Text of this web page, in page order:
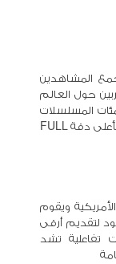
المشاهدين
حول العالم
المسلسلات
والأعمال العربية الحصرية عبر الانترنت كاملة وبأعلى دقة FULL
ويقوم
لتقديم أرقى
تفاعلية تشد